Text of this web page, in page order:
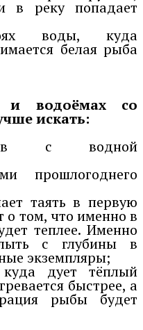
в реку попадает
воды, куда
белая рыба
и водоёмах со
искать:
с водной
прошлогоднего
таять в первую
о том, что именно в
теплее. Именно
с глубины в
экземпляры;
дует тёплый
быстрее, а
рыбы будет